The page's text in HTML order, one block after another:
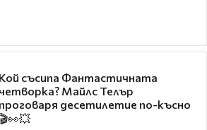
Кой съсипа Фантастичната
четворка? Майлс Телър
проговаря десетилетие по-късно
🎬👀💥